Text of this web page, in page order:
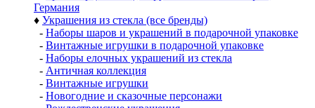
Германия
♦ Украшения из стекла (все бренды)
- Наборы шаров и украшений в подарочной упаковке
- Винтажные игрушки в подарочной упаковке
- Наборы елочных украшений из стекла
- Античная коллекция
- Винтажные игрушки
- Новогодние и сказочные персонажи